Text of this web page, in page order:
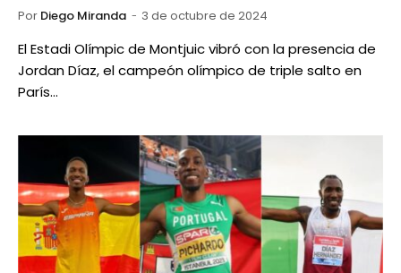
Por Diego Miranda 3 de octubre de 2024
El Estadi Olímpic de Montjuic vibró con la presencia de
Jordan Díaz, el campeón olímpico de triple salto en
París…